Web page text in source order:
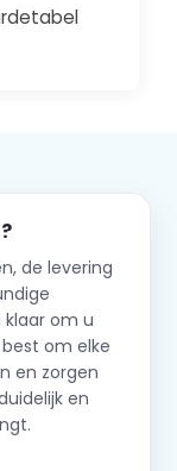
de levering
om u
om elke
en zorgen
en